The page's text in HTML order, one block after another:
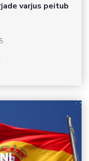
varjus peitub